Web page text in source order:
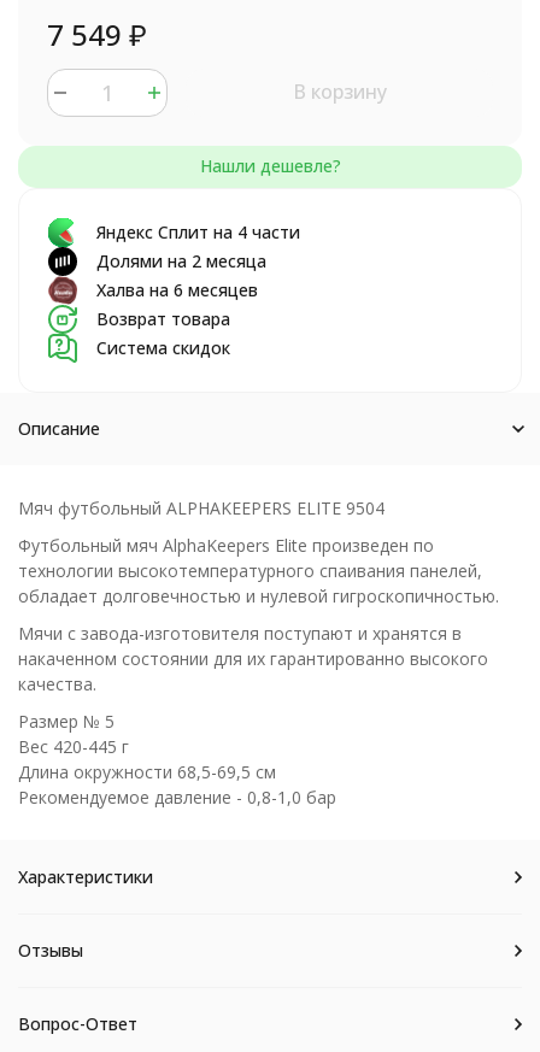
7 549 ₽
В корзину
Яндекс Сплит на 4 части
Долями на 2 месяца
Халва на 6 месяцев
Возврат товара
Система скидок
Описание
Мяч футбольный ALPHAKEEPERS ELITE 9504
Футбольный мяч AlphaKeepers Elite произведен по
технологии высокотемпературного спаивания панелей,
обладает долговечностью и нулевой гигроскопичностью.
Мячи с завода-изготовителя поступают и хранятся в
накаченном состоянии для их гарантированно высокого
качества.
Размер № 5
Вес 420-445 г
Длина окружности 68,5-69,5 см
Рекомендуемое давление - 0,8-1,0 бар
Характеристики
Отзывы
Вопрос-Ответ